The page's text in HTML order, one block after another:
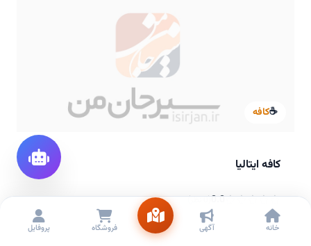
☕کافه
کافه ایتالیا $$
0.0(0 نظر)
خانه آگهی فروشگاه پروفایل